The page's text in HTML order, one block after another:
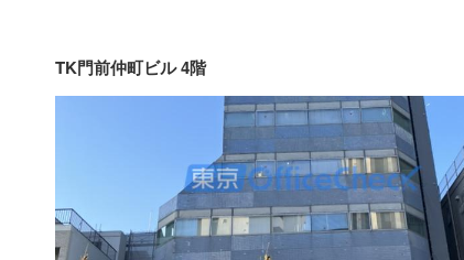
TK門前仲町ビル 4階